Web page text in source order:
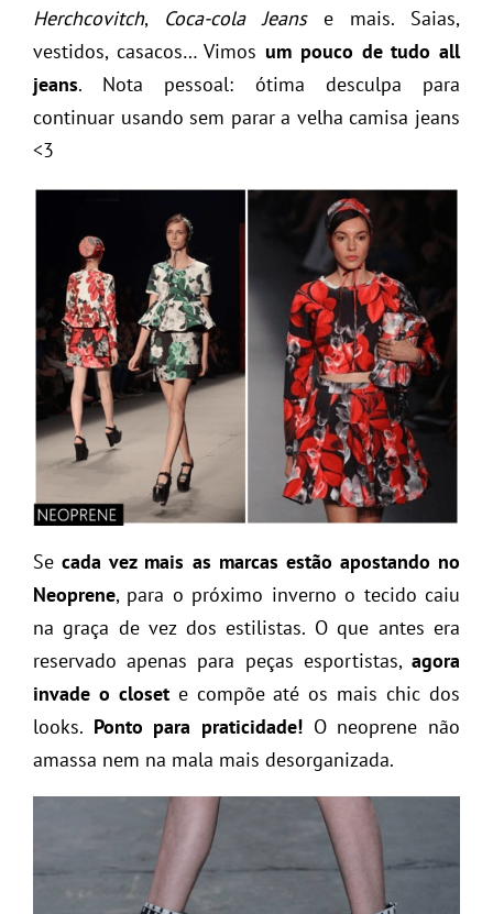
Herchcovitch, Coca-cola Jeanse mais. Saias,
vestidos, casacos… Vimos um pouco de tudo all
jeans. Nota pessoal: ótima desculpa para
continuar usando sem parar a velha camisa jeans
<3
Se cada vez mais as marcas estão apostando no
Neoprene, para o próximo inverno o tecido caiu
na graça de vez dos estilistas. O que antes era
reservado apenas para peças esportistas, agora
invade o closete compõe até os mais chic dos
looks. Ponto para praticidade! O neoprene não
amassa nem na mala mais desorganizada.